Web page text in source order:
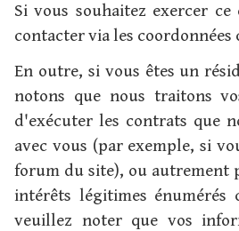
Si vous souhaitez exercer
contacter via les coordonnées
En outre, si vous êtes un
notons que nous traitons
d'exécuter les contrats que
avec vous (par exemple, si
forum du site), ou autrement
intérêts légitimes énumérés
veuillez noter que vos